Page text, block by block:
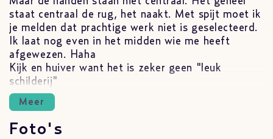
staat centraal de rug, het naakt. Met spijt moet ik
je melden dat prachtige werk niet is geselecteerd.
Ik laat nog even in het midden wie me heeft
afgewezen. Haha
Kijk en huiver want het is zeker geen "leuk
schilderij"
Meer
Foto's